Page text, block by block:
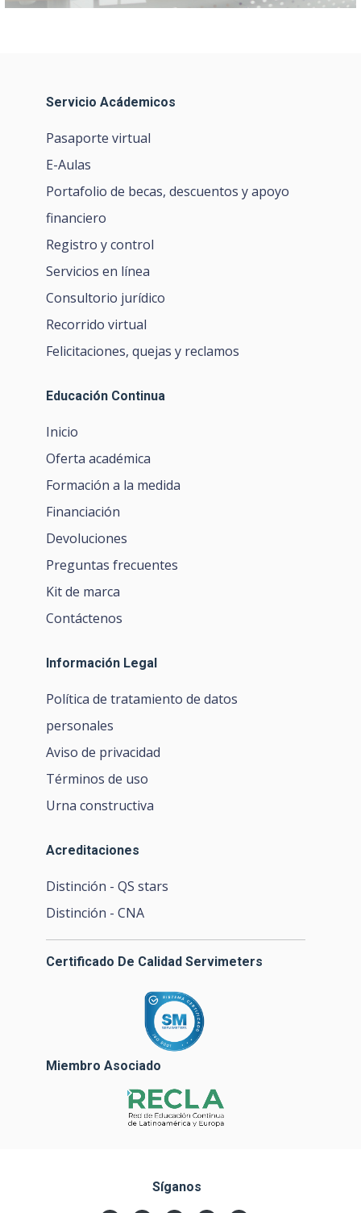
Servicio Acádemicos
Pasaporte virtual
E-Aulas
Portafolio de becas, descuentos y apoyo
financiero
Registro y control
Servicios en línea
Consultorio jurídico
Recorrido virtual
Felicitaciones, quejas y reclamos
Educación Continua
Inicio
Oferta académica
Formación a la medida
Financiación
Devoluciones
Preguntas frecuentes
Kit de marca
Contáctenos
Información Legal
Política de tratamiento de datos
personales
Aviso de privacidad
Términos de uso
Urna constructiva
Acreditaciones
Distinción - QS stars
Distinción - CNA
Certificado De Calidad Servimeters
Miembro Asociado
Síganos